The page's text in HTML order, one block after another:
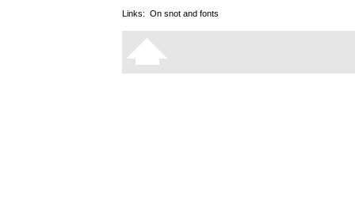
Links: On snot and fonts